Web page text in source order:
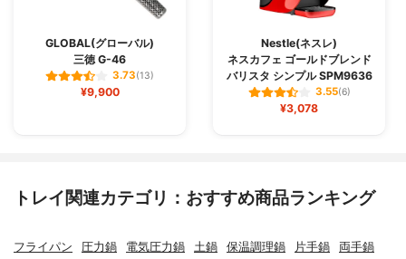
GLOBAL(グローバル)
三徳 G-46
3.73(13)
¥9,900
Nestle(ネスレ)
ネスカフェ ゴールドブレンド
バリスタ シンプル SPM9636
3.55(6)
¥3,078
トレイ関連カテゴリ：おすすめ商品ランキング
フライパン 圧力鍋 電気圧力鍋 土鍋 保温調理鍋 片手鍋 両手鍋